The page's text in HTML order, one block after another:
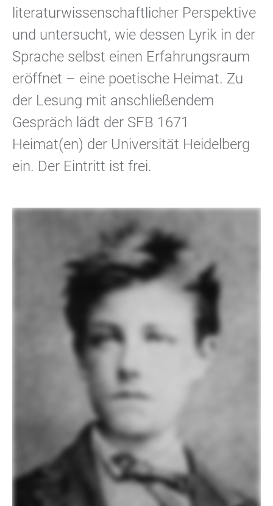
literaturwissenschaftlicher Perspektive
und untersucht, wie dessen Lyrik in der
Sprache selbst einen Erfahrungsraum
eröffnet – eine poetische Heimat. Zu
der Lesung mit anschließendem
Gespräch lädt der SFB 1671
Heimat(en) der Universität Heidelberg
ein. Der Eintritt ist frei.